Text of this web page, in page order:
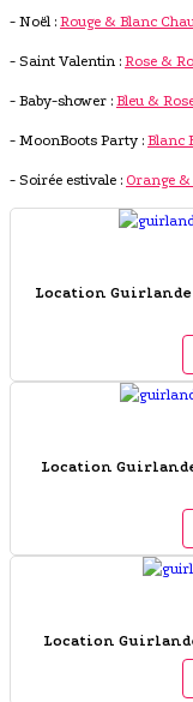
- Noël : Rouge & Blanc
- Saint Valentin : Rose &
- Baby-shower : Bleu &
- MoonBoots Party : Blanc
- Soirée estivale : Orange &
Location Guirlande
Location
Location